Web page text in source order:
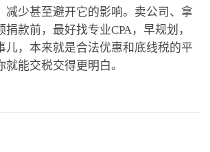
减少甚至避开它的影响。卖公司、拿
款前，最好找专业CPA，早规划，
儿，本来就是合法优惠和底线税的平
能交税交得更明白。